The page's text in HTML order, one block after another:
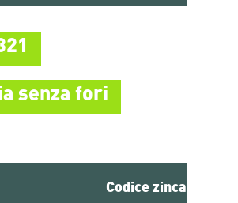
senza fori
Codice zincato